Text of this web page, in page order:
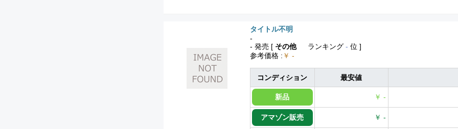
タイトル不明
-
- 発売 [ その他 ランキング - 位 ]
参考価格 : ￥ -
コンディション 最安値
新品 ￥ -
アマゾン販売 ￥ -